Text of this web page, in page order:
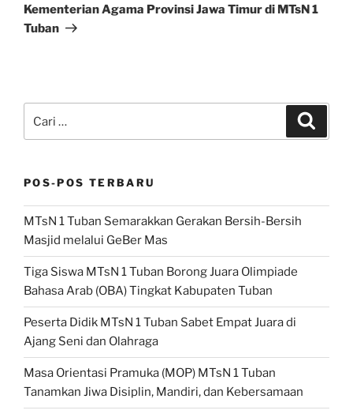
Kementerian Agama Provinsi Jawa Timur di MTsN 1
Tuban
untuk:
POS-POS TERBARU
MTsN 1 Tuban Semarakkan Gerakan Bersih-Bersih
Masjid melalui GeBer Mas
Tiga Siswa MTsN 1 Tuban Borong Juara Olimpiade
Bahasa Arab (OBA) Tingkat Kabupaten Tuban
Peserta Didik MTsN 1 Tuban Sabet Empat Juara di
Ajang Seni dan Olahraga
Masa Orientasi Pramuka (MOP) MTsN 1 Tuban
Tanamkan Jiwa Disiplin, Mandiri, dan Kebersamaan